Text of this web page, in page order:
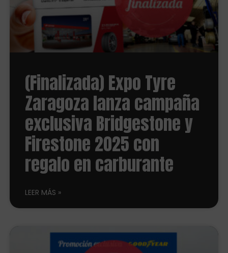
(Finalizada) Expo Tyre
Zaragoza lanza campaña
exclusiva Bridgestone y
Firestone 2025 con
regalo en carburante
LEER MÁS